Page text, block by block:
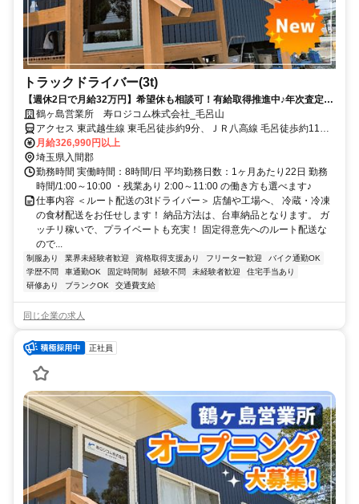
トラックドライバー(3t)
【週休2日で月給32万円】希望休も相談可！有給取得推進中♪年次査定に
よる昇給制度もあり◎未経験大歓迎！＜営業所OPEN！オープニング募
集！＞
鶴ヶ島営業所 寿ロジコム株式会社_毛呂山
アクセス 東武越生線 東毛呂徒歩約9分、ＪＲ八高線 毛呂徒歩約11
分、東武越生線 武州長瀬出入口1徒歩約12分 「東毛呂駅」「毛呂
駅」「川角駅」などからもアクセス良好◎ 事務所/埼玉県鶴ヶ島市高
倉1250-6
月給326,990円以上
埼玉県入間郡
勤務時間 実働時間：8時間/日 平均勤務日数：1ヶ月あたり22日 勤務
時間/1:00～10:00 ・残業あり 2:00～11:00 の働き方も選べます♪
仕事内容 ＜ルート配送の3tドライバー＞ 店舗や工場へ、 冷蔵・冷凍
の食材配送をお任せします！ 納品方法は、台車納品となります。 ガ
ッチリ稼いで、プライベートも充実！ 固定得意先へのルート配送な
ので...
制服あり 業界未経験者歓迎 資格取得支援あり フリーター歓迎
バイク通勤OK
学歴不問
車通勤OK 固定時間制 経験不問 未経験者歓迎
住宅手当あり
研修あり
ブランクOK 交通費支給
同じ企業の求人
正社員